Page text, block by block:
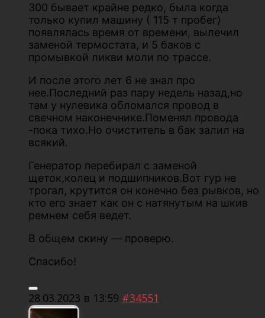
300 бывает крайне редко, была когда
только купил машину ( 115 т пробег)
появлялась время от времени, вылечил
заменой термостата, и 5 баков с
промывкой ликви моли по трассе.
И после этого лет 6 не знал про
нее.Последний раз пару недель назад,но
там у нулевика обломался провод в
свечном наконечнике.Поменял провода
-пока тихо.Но очиститель в бак залил на
всякий.
Генератор перебирал с заменой
щеток,колец и подшипников.Вот гур не
трогал, крутится он конечно без рывков, но
кто его знает как он с натянутым на шкив
ремнем себя ведет.
В общем скину — проверю.
Спасибо!
28.03.2023 в 13:59 #34551